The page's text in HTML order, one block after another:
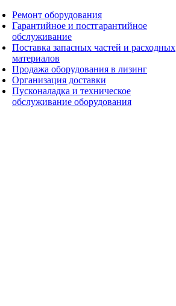
Ремонт оборудования
Гарантийное и постгарантийное
обслуживание
Поставка запасных частей и расходных
материалов
Продажа оборудования в лизинг
Организация доставки
Пусконаладка и техническое
обслуживание оборудования